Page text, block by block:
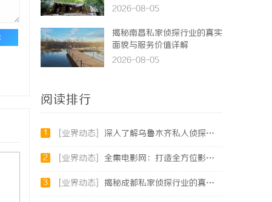
2026-08-05
揭秘南昌私家侦探行业的真实
面貌与服务价值详解
2026-08-05
阅读排行
1 [业界动态] 深入了解乌鲁木齐私人侦探行业的现状与发展趋势
2 [业界动态] 全集电影网：打造全方位影视娱乐的优质平台解析
3 [业界动态] 揭秘成都私家侦探行业的真实面貌与专业服务